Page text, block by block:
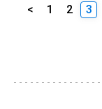
< 1 2 3